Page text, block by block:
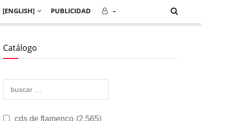
[ENGLISH] PUBLICIDAD –
Catálogo
cds de flamenco (2.565)